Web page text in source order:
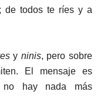
de todos te ríes y a
y ninis, pero sobre
El mensaje es
no hay nada más